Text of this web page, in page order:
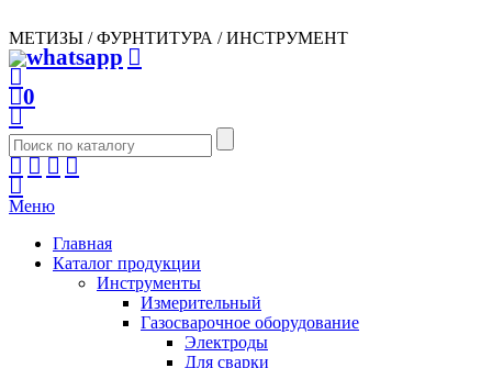
МЕТИЗЫ / ФУРНТИТУРА / ИНСТРУМЕНТ
0
Меню
Главная
Каталог продукции
Инструменты
Измерительный
Газосварочное оборудование
Электроды
Для сварки